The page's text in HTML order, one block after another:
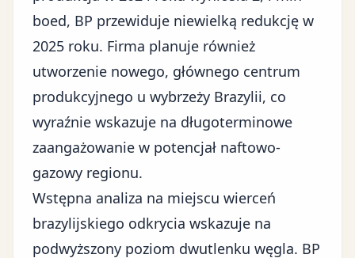
boed, BP przewiduje niewielką redukcję w
2025 roku. Firma planuje również
utworzenie nowego, głównego centrum
produkcyjnego u wybrzeży Brazylii, co
wyraźnie wskazuje na długoterminowe
zaangażowanie w potencjał naftowo-
gazowy regionu.
Wstępna analiza na miejscu wierceń
brazylijskiego odkrycia wskazuje na
podwyższony poziom dwutlenku węgla. BP